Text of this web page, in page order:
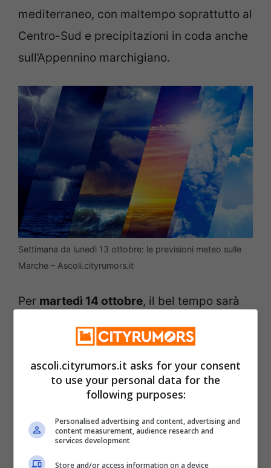
mediterraneo, con maltempo soprattutto al
Centro-Sud e precipitazioni in coda anche
sull’Appennino marchigiano.
Settimana da lunedì 13 ottobre: le previsioni meteo sulle
Marche – Ascoli.cityrumors.it
Per martedì 14 ottobre, il bel tempo sarà
quasi ovunque, salvo qualche parziale
annuvolamento nel pomeriggio, in
particolare sulle zone interne. Le
soffieranno sempre deboli dai quadranti
nord-occidentali, in attenuazione, mentre il
ascoli.cityrumors.it asks for your consent
to use your personal data for the
following purposes:
Personalised advertising and content, advertising and
content measurement, audience research and
services development
Store and/or access information on a device